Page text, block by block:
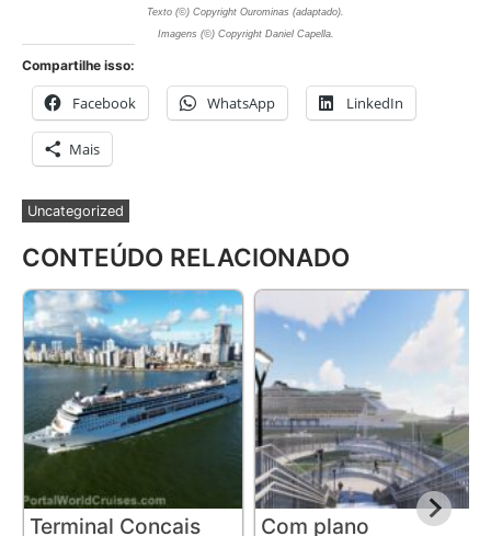
Texto (©) Copyright Ourominas (adaptado).
Imagens (©) Copyright Daniel Capella.
Compartilhe isso:
Facebook WhatsApp LinkedIn
Mais
Uncategorized
CONTEÚDO RELACIONADO
Terminal Concais
Com plano